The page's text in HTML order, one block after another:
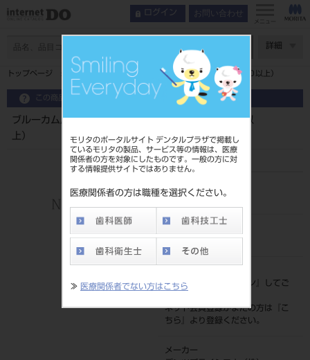
モリタのポータルサイト デンタルプラザで掲載し
ているモリタの製品、サービス等の情報は、医療
関係者の方を対象にしたものです。一般の方に対
する情報提供サイトではありません。
医療関係者の方は職種を選択ください。
≫ 医療関係者でない方はこちら
ログイン お問い合わせ
メニュー
詳細
トップページ ブルーカム用キャリブレーションキット（ＳＷ４．０以上）
この商品に関するお問い合わせ
ブルーカム用キャリブレーションキット（ＳＷ４．０以
上）
品目コード
206450974
価格の確認は『
ログイン
』してご
ネット会員登録がまだの方は『
こ
ちら
』より登録ください。
メーカー